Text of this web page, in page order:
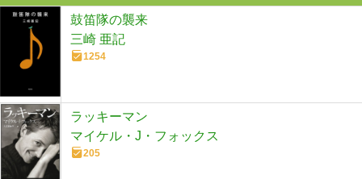
鼓笛隊の襲来
三崎 亜記
1254
ラッキーマン
マイケル・J・フォックス
205